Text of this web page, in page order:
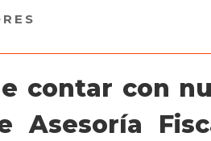
contar con
Asesoría